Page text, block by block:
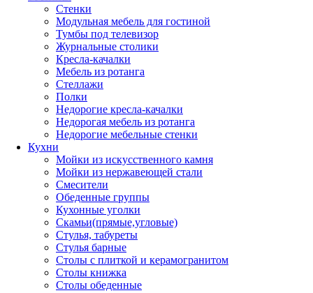
Стенки
Модульная мебель для гостиной
Тумбы под телевизор
Журнальные столики
Кресла-качалки
Мебель из ротанга
Стеллажи
Полки
Недорогие кресла-качалки
Недорогая мебель из ротанга
Недорогие мебельные стенки
Кухни
Мойки из искусственного камня
Мойки из нержавеющей стали
Смесители
Обеденные группы
Кухонные уголки
Скамьи(прямые,угловые)
Стулья, табуреты
Стулья барные
Столы с плиткой и керамогранитом
Столы книжка
Столы обеденные